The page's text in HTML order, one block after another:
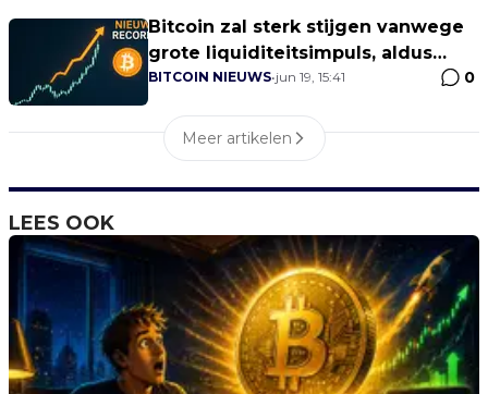
Bitcoin zal sterk stijgen vanwege
grote liquiditeitsimpuls, aldus
Hayes
BITCOIN NIEUWS•jun 19, 15:41 0
Meer artikelen
LEES OOK